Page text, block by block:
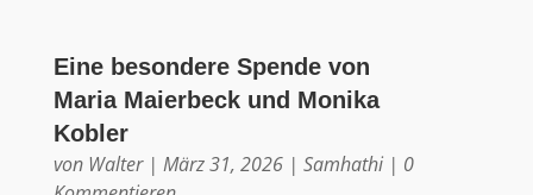
Eine besondere Spende von
Maria Maierbeck und Monika
Kobler
von Walter| März 31, 2026| Samhathi| 0